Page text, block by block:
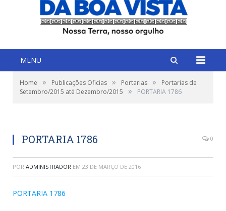
MENU
Home » Publicações Oficias » Portarias »
Portarias de
Setembro/2015 até Dezembro/2015
» PORTARIA 1786
PORTARIA 1786 0
POR ADMINISTRADOR EM 23 DE MARÇO DE 2016
PORTARIA 1786